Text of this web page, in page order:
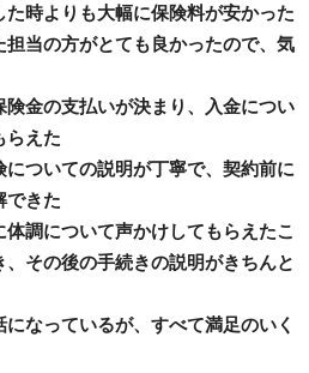
時よりも大幅に保険料が安かった
担当の方がとても良かったので、気
金の支払いが決まり、入金につい
らえた
ついての説明が丁寧で、契約前に
できた
調について声かけしてもらえたこ
その後の手続きの説明がきちんと
なっているが、すべて満足のいく